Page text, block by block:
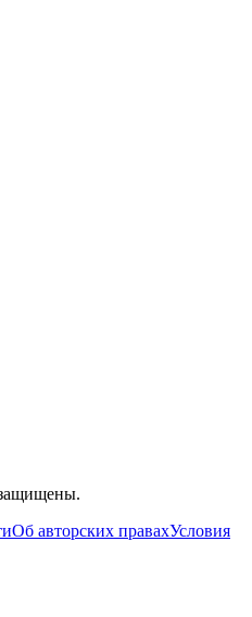
Об авторских правахУсловия